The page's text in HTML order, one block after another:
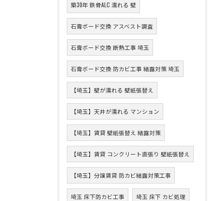
築30年 鉄骨ALC 濡れる 壁
石膏ボード交換 アスベスト調査
石膏ボード交換 断熱工事 埼玉
石膏ボード交換 防カビ工事 結露対策 埼玉
【埼玉】壁が濡れる 壁紙張替え
【埼玉】天井が濡れる マンション
【埼玉】賃貸 壁紙張替え 結露対策
【埼玉】賃貸 コンクリート直張り 壁紙張替え
【埼玉】分譲賃貸 防カビ結露対策工事
埼玉 床下防カビ工事 埼玉 床下 カビ処理